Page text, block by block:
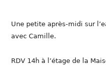
Une petite après-midi sur
avec Camille.
RDV 14h à l’étage de la